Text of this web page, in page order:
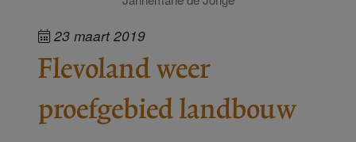
23 maart 2019
Flevoland weer
proefgebied landbouw